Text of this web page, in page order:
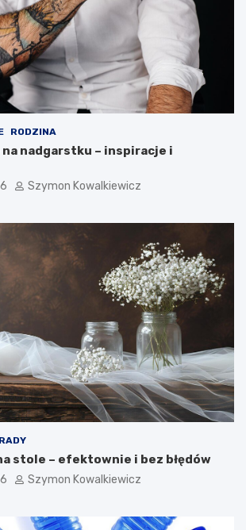
RODZINA
nadgarstku – inspiracje i
Szymon Kowalkiewicz
stole – efektownie i bez błędów
Szymon Kowalkiewicz